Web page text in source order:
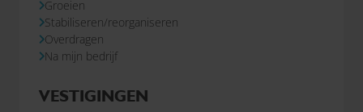
Groeien
Stabiliseren/reorganiseren
Overdragen
Na mijn bedrijf
VESTIGINGEN